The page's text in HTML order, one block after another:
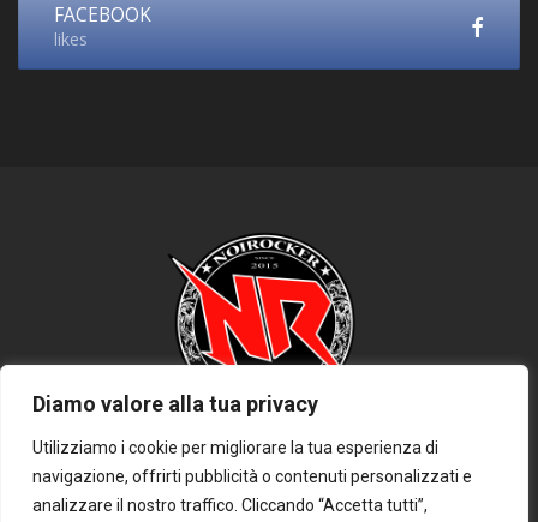
Diamo valore alla tua privacy
Utilizziamo i cookie per migliorare la tua esperienza di
navigazione, offrirti pubblicità o contenuti personalizzati e
analizzare il nostro traffico. Cliccando “Accetta tutti”,
FACEBOOK
likes
HOME PRIVACY POLICY COOKIE POLICY DISCLAIMER